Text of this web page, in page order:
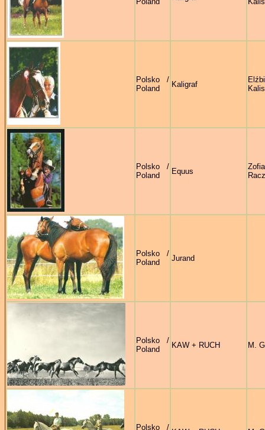
Polsko /
Poland
Kaligraf
Polsko /
Poland
Equus
Zofia
Polsko /
Poland
Jurand
Polsko /
Poland
KAW + RUCH M.
Polsko /